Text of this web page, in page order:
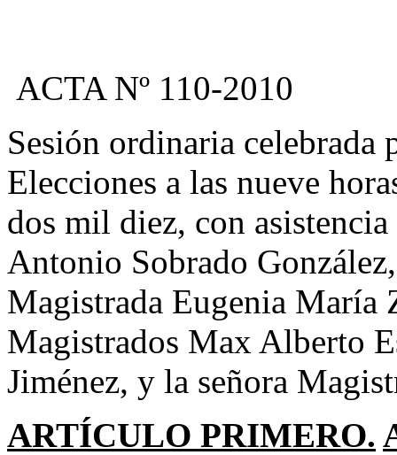
ACTA Nº 110-2010
Sesión ordinaria
Elecciones a las nueve
dos mil diez, con
Antonio Sobrado
Magistrada Eugenia María
Magistrados Max Alberto
Jiménez, y la señora
ARTÍCULO PRIMERO.